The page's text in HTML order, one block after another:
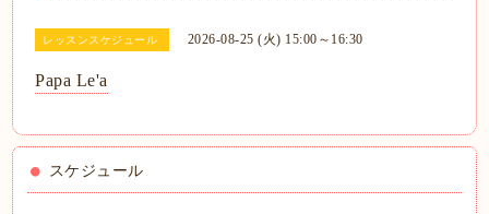
レッスンスケジュール 2026-08-25 (火) 15:00～16:30
Papa Le'a
スケジュール